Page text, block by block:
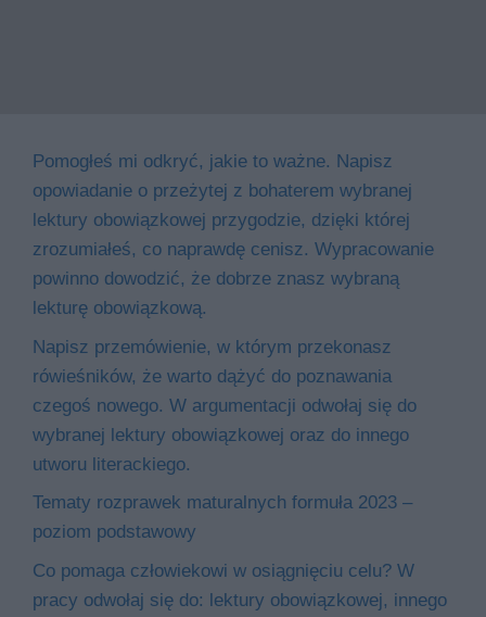
Pomogłeś mi odkryć, jakie to ważne. Napisz
opowiadanie o przeżytej z bohaterem wybranej
lektury obowiązkowej przygodzie, dzięki której
zrozumiałeś, co naprawdę cenisz. Wypracowanie
powinno dowodzić, że dobrze znasz wybraną
lekturę obowiązkową.
Napisz przemówienie, w którym przekonasz
rówieśników, że warto dążyć do poznawania
czegoś nowego. W argumentacji odwołaj się do
wybranej lektury obowiązkowej oraz do innego
utworu literackiego.
Tematy rozprawek maturalnych formuła 2023 –
poziom podstawowy
Co pomaga człowiekowi w osiągnięciu celu? W
pracy odwołaj się do: lektury obowiązkowej, innego